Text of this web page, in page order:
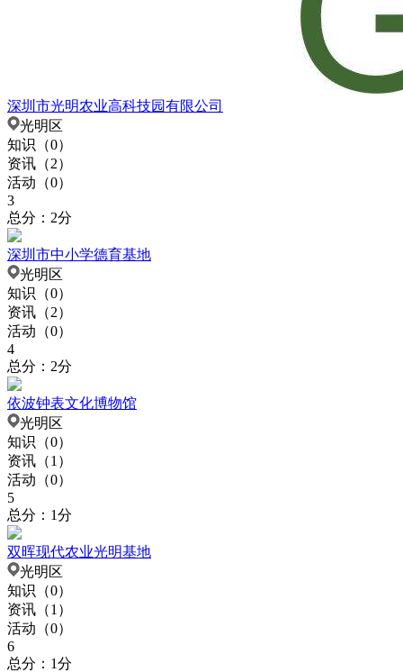
深圳市光明农业高科技园有限公司
光明区
知识（0）
资讯（2）
活动（0）
3
总分：2分
深圳市中小学德育基地
光明区
知识（0）
资讯（2）
活动（0）
4
总分：2分
依波钟表文化博物馆
光明区
知识（0）
资讯（1 ）
活动（0）
5
总分：1分
双晖现代农业光明基地
光明区
知识（0）
资讯（1 ）
活动（0）
6
总分：1分